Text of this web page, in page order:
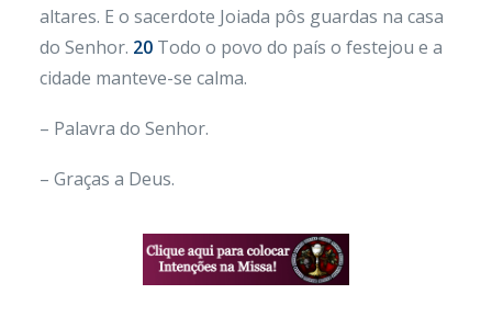
altares. E o sacerdote Joiada pôs guardas na casa
do Senhor. 20 Todo o povo do país o festejou e a
cidade manteve-se calma.
– Palavra do Senhor.
– Graças a Deus.